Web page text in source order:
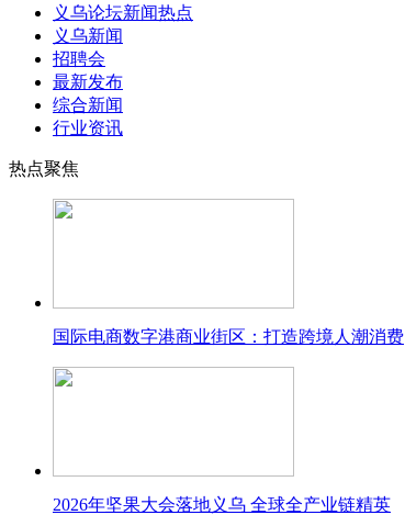
义乌论坛新闻热点
义乌新闻
招聘会
最新发布
综合新闻
行业资讯
热点聚焦
国际电商数字港商业街区：打造跨境人潮消费
2026年坚果大会落地义乌 全球全产业链精英